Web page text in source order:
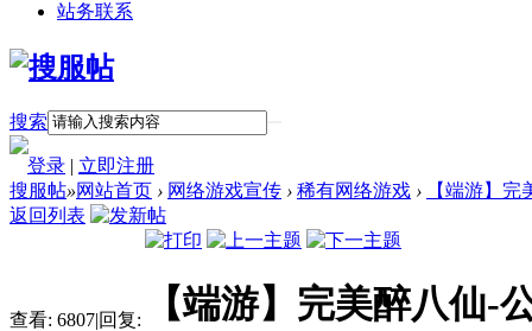
站务联系
搜索
登录 | 立即注册
搜服帖»网站首页 › 网络游戏宣传 › 稀有网络游戏 ›
【端游】
返回列表
查看: 6807|回复:
【端游】完美醉八仙-